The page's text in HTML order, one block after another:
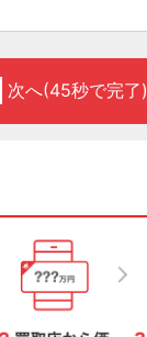
次へ(45秒で完了)